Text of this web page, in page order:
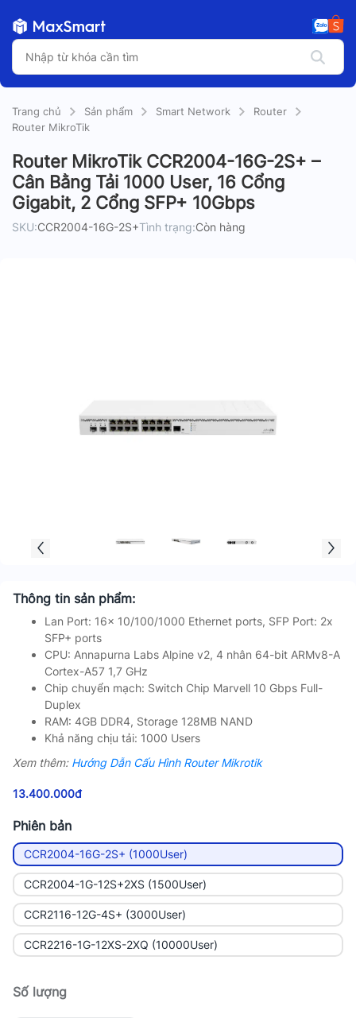
Trang chủ Sản phẩm Smart Network
Router
Router MikroTik
Router MikroTik CCR2004-16G-2S+ –
Cân Bằng Tải 1000 User, 16 Cổng
Gigabit, 2 Cổng SFP+ 10Gbps
SKU:CCR2004-16G-2S+Tình trạng:Còn hàng
Thông tin sản phẩm:
Lan Port: 16x 10/100/1000 Ethernet ports, SFP Port: 2x
SFP+ ports
CPU: Annapurna Labs Alpine v2, 4 nhân 64-bit ARMv8-A
Cortex-A57 1,7 GHz
Chip chuyển mạch: Switch Chip Marvell 10 Gbps Full-
Duplex
RAM: 4GB DDR4, Storage 128MB NAND
Khả năng chịu tải: 1000 Users
Xem thêm: Hướng Dẫn Cấu Hình Router Mikrotik
13.400.000đ
Phiên bản
CCR2004-16G-2S+ (1000User)
CCR2004-1G-12S+2XS (1500User)
CCR2116-12G-4S+ (3000User)
CCR2216-1G-12XS-2XQ (10000User)
Số lượng